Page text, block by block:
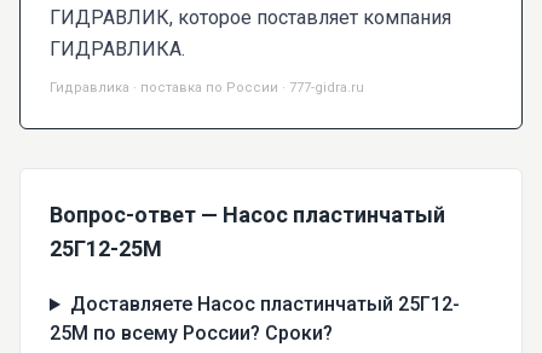
ГИДРАВЛИК, которое поставляет компания
ГИДРАВЛИКА.
Гидравлика · поставка по России · 777-gidra.ru
Вопрос-ответ — Насос пластинчатый
25Г12-25М
Доставляете Насос пластинчатый 25Г12-
25М по всему России? Сроки?